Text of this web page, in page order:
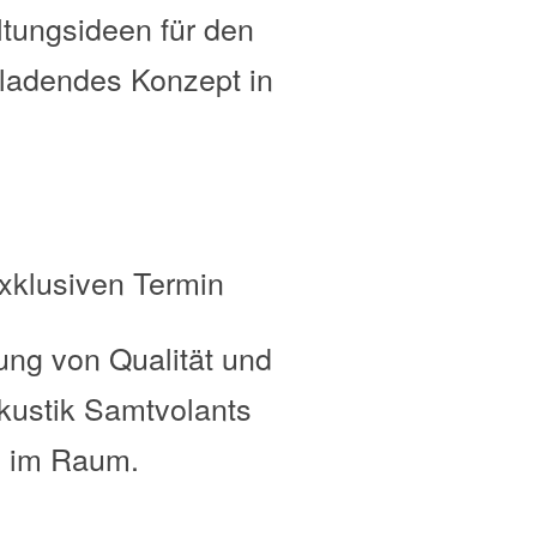
für den
Konzept in
Termin
von Qualität und
Samtvolants
Raum.